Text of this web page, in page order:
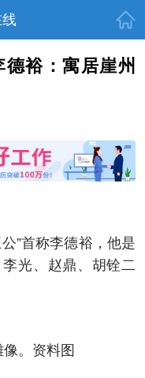
裕：寓居崖州
”首称李德裕，他是
光、赵鼎、胡铨二
。资料图